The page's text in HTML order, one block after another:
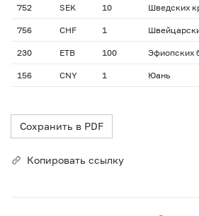
752 SEK 10 Шведских
756 CHF 1
230 ETB 100 Эфиопских
156 CNY 1 Юань
Сохранить в PDF
Копировать ссылку